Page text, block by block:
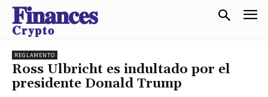
𝐅𝐢𝐧𝐚𝐧𝐜𝐞𝐬
𝐂𝐫𝐲𝐩𝐭𝐨
REGLAMENTO
Ross Ulbricht es indultado por el
presidente Donald Trump